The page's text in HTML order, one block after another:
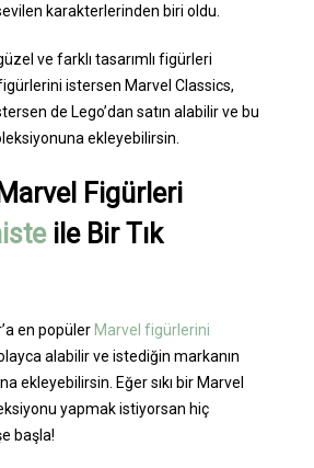
karakterlerinden biri oldu.
ve farklı tasarımlı figürleri
istersen Marvel Classics,
de Lego’dan satın alabilir ve bu
ekleyebilirsin.
Figürleri
ile Bir Tık
en popüler Marvel figürlerini
alabilir ve istediğin markanın
ekleyebilirsin. Eğer sıkı bir Marvel
yapmak istiyorsan hiç
başla!